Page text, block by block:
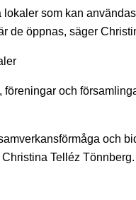
som kan
de öppnas, säger
och
och
Telléz Tönnberg.